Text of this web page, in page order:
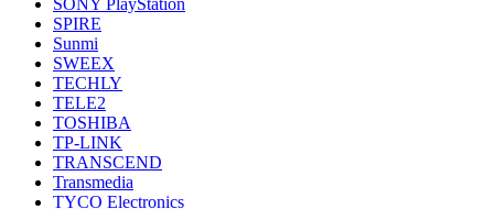
SONY PlayStation
SPIRE
Sunmi
SWEEX
TECHLY
TELE2
TOSHIBA
TP-LINK
TRANSCEND
Transmedia
TYCO Electronics